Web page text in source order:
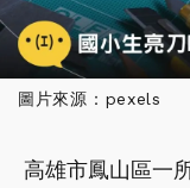
圖片來源：pexels
高雄市鳳山區一